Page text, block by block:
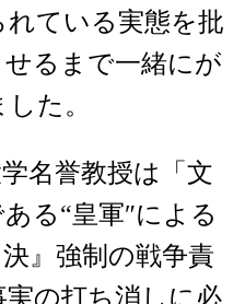
ている実態を批
るまで一緒にが
た。
名誉教授は「文
る“皇軍″による
』強制の戦争責
の打ち消しに必